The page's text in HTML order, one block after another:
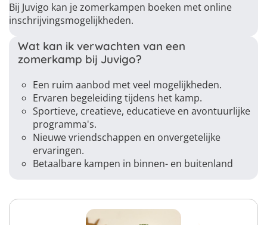
Bij Juvigo kan je zomerkampen boeken met online
inschrijvingsmogelijkheden.
Wat kan ik verwachten van een
zomerkamp bij Juvigo?
Een ruim aanbod met veel mogelijkheden.
Ervaren begeleiding tijdens het kamp.
Sportieve, creatieve, educatieve en avontuurlijke
programma's.
Nieuwe vriendschappen en onvergetelijke
ervaringen.
Betaalbare kampen in binnen- en buitenland